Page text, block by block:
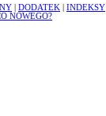
DODATEK INDEKSY
NOWEGO?